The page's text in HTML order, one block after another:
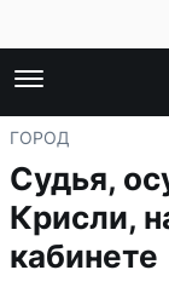
ГОРОД
Судья,
Крисли,
кабинете